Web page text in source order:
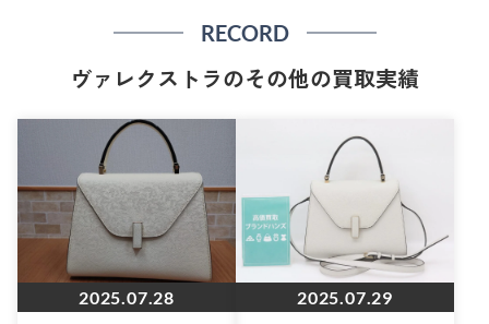
RECORD
ヴァレクストラのその他の買取実績
2025.07.28 2025.07.29